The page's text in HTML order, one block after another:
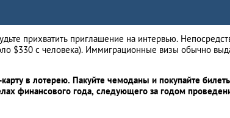
прихватить приглашение на интервью.
$330 с человека). Иммиграционные визы обычно
в лотерею. Пакуйте чемоданы и покупайте
финансового года, следующего за годом